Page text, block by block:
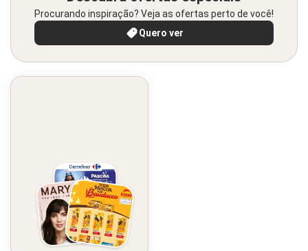
Procurando inspiração? Veja as ofertas perto de você!
Quero ver